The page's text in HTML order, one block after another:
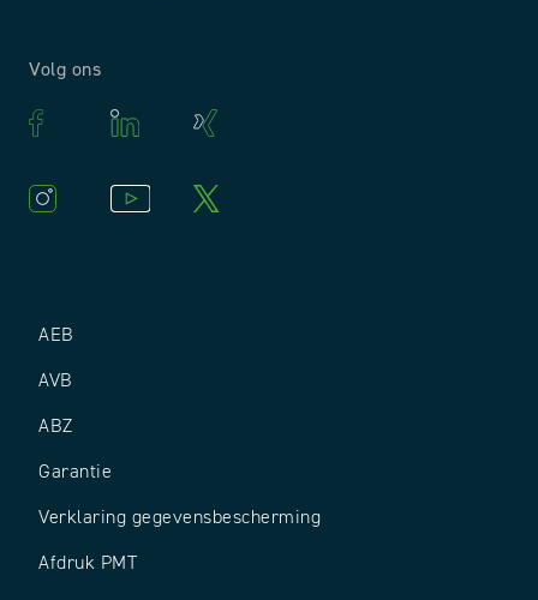
AEB
AVB
ABZ
Garantie
Verklaring gegevensbescherming
Afdruk PMT
Volg ons